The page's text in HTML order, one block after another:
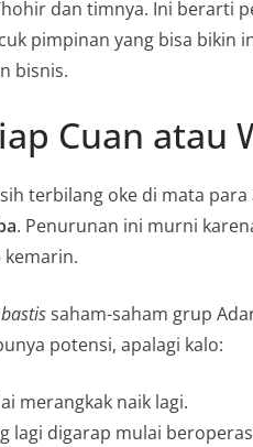
dan timnya. Ini berarti
pimpinan yang bisa bikin
bisnis.
Cuan atau
terbilang oke di mata
. Penurunan ini murni
saham-saham grup
potensi, apalagi kalo:
merangkak naik lagi.
lagi digarap mulai